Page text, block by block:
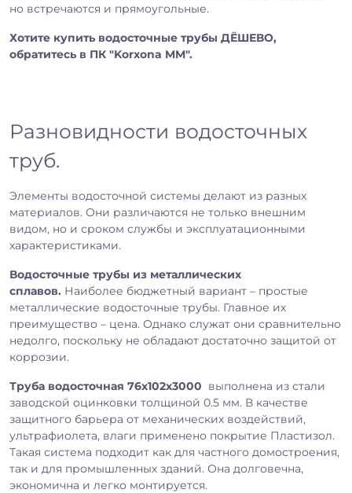
но встречаются и прямоугольные.
Хотите купить водосточные трубы ДЁШЕВО,
обратитесь в ПК "Korxona MM".
Разновидности водосточных
труб.
Элементы водосточной системы делают из разных
материалов. Они различаются не только внешним
видом, но и сроком службы и эксплуатационными
характеристиками.
Водосточные трубы из металлических
сплавов. Наиболее бюджетный вариант – простые
металлические водосточные трубы. Главное их
преимущество – цена. Однако служат они сравнительно
недолго, поскольку не обладают достаточно защитой от
коррозии.
Труба водосточная 76х102х3000 выполнена из стали
заводской оцинковки толщиной 0.5 мм. В качестве
защитного барьера от механических воздействий,
ультрафиолета, влаги применено покрытие Пластизол.
Такая система подходит как для частного домостроения,
так и для промышленных зданий. Она долговечна,
экономична и легко монтируется.